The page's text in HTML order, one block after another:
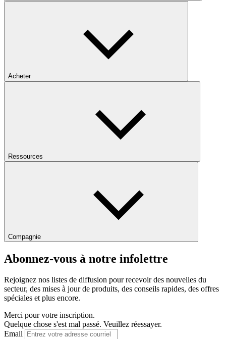
Acheter
Ressources
Compagnie
Abonnez-vous à notre infolettre
Rejoignez nos listes de diffusion pour recevoir des nouvelles du
secteur, des mises à jour de produits, des conseils rapides, des offres
spéciales et plus encore.
Merci pour votre inscription.
Quelque chose s'est mal passé. Veuillez réessayer.
Email